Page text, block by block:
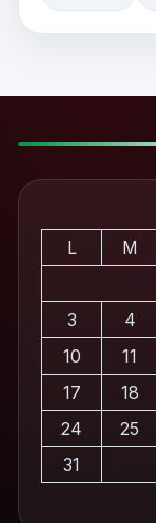
L
M
3
4
10
11
17
18
24
25
31